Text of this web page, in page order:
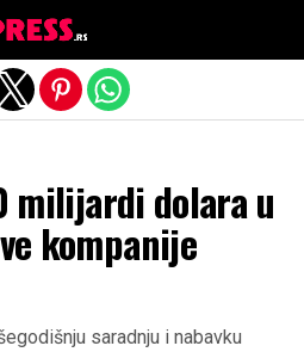
milijardi dolara u
kompanije
saradnju i nabavku
version